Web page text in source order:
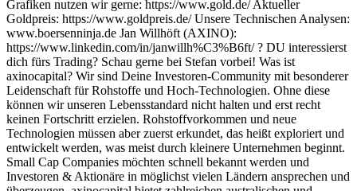
Grafiken nutzen wir gerne: https://www.gold.de/ Aktueller
Goldpreis: https://www.goldpreis.de/ Unsere Technischen Analysen:
www.boersenninja.de Jan Willhöft (AXINO):
https://www.linkedin.com/in/janwillh%C3%B6ft/ ? DU interessierst
dich fürs Trading? Schau gerne bei Stefan vorbei! Was ist
axinocapital? Wir sind Deine Investoren-Community mit besonderer
Leidenschaft für Rohstoffe und Hoch-Technologien. Ohne diese
können wir unseren Lebensstandard nicht halten und erst recht
keinen Fortschritt erzielen. Rohstoffvorkommen und neue
Technologien müssen aber zuerst erkundet, das heißt exploriert und
entwickelt werden, was meist durch kleinere Unternehmen beginnt.
Small Cap Companies möchten schnell bekannt werden und
Investoren & Aktionäre in möglichst vielen Ländern ansprechen und